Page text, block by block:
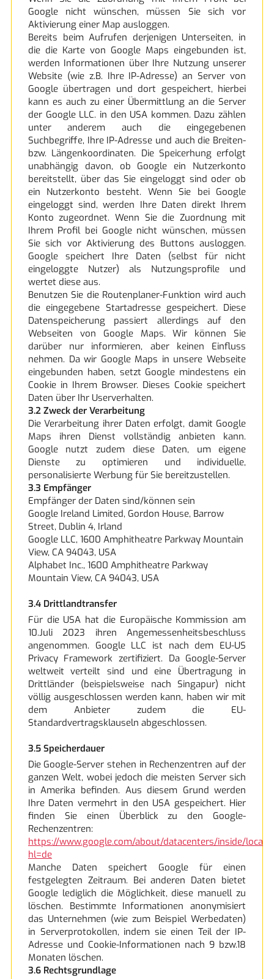
Google nicht wünschen, müssen Sie sich vor
Aktivierung einer Map ausloggen.
Bereits beim Aufrufen derjenigen Unterseiten, in
die die Karte von Google Maps eingebunden ist,
werden Informationen über Ihre Nutzung unserer
Website (wie z.B. Ihre IP-Adresse) an Server von
Google übertragen und dort gespeichert, hierbei
kann es auch zu einer Übermittlung an die Server
der Google LLC. in den USA kommen. Dazu zählen
unter anderem auch die eingegebenen
Suchbegriffe, Ihre IP-Adresse und auch die Breiten-
bzw. Längenkoordinaten. Die Speicerhung erfolgt
unabhängig davon, ob Google ein Nutzerkonto
bereitstellt, über das Sie eingeloggt sind oder ob
ein Nutzerkonto besteht. Wenn Sie bei Google
eingeloggt sind, werden Ihre Daten direkt Ihrem
Konto zugeordnet. Wenn Sie die Zuordnung mit
Ihrem Profil bei Google nicht wünschen, müssen
Sie sich vor Aktivierung des Buttons ausloggen.
Google speichert Ihre Daten (selbst für nicht
eingeloggte Nutzer) als Nutzungsprofile und
wertet diese aus.
Benutzen Sie die Routenplaner-Funktion wird auch
die eingegebene Startadresse gespeichert. Diese
Datenspeicherung passiert allerdings auf den
Webseiten von Google Maps. Wir können Sie
darüber nur informieren, aber keinen Einfluss
nehmen. Da wir Google Maps in unsere Webseite
eingebunden haben, setzt Google mindestens ein
Cookie in Ihrem Browser. Dieses Cookie speichert
Daten über Ihr Userverhalten.
3.2 Zweck der Verarbeitung
Die Verarbeitung ihrer Daten erfolgt, damit Google
Maps ihren Dienst vollständig anbieten kann.
Google nutzt zudem diese Daten, um eigene
Dienste zu optimieren und individuelle,
personalisierte Werbung für Sie bereitzustellen.
3.3 Empfänger
Empfänger der Daten sind/können sein
Google Ireland Limited, Gordon House, Barrow
Street, Dublin 4, Irland
Google LLC, 1600 Amphitheatre Parkway Mountain
View, CA 94043, USA
Alphabet Inc., 1600 Amphitheatre Parkway
Mountain View, CA 94043, USA
3.4 Drittlandtransfer
Für die USA hat die Europäische Kommission am
10.Juli 2023 ihren Angemessenheitsbeschluss
angenommen. Google LLC ist nach dem EU-US
Privacy Framework zertifiziert. Da Google-Server
weltweit verteilt sind und eine Übertragung in
Drittländer (beispielsweise nach Singapur) nicht
völlig ausgeschlossen werden kann, haben wir mit
dem Anbieter zudem die EU-
Standardvertragsklauseln abgeschlossen.
3.5 Speicherdauer
Die Google-Server stehen in Rechenzentren auf der
ganzen Welt, wobei jedoch die meisten Server sich
in Amerika befinden. Aus diesem Grund werden
Ihre Daten vermehrt in den USA gespeichert. Hier
finden Sie einen Überblick zu den Google-
Rechenzentren:
https://www.google.com/about/datacenters/inside/
hl=de
Manche Daten speichert Google für einen
festgelegten Zeitraum. Bei anderen Daten bietet
Google lediglich die Möglichkeit, diese manuell zu
löschen. Bestimmte Informationen anonymisiert
das Unternehmen (wie zum Beispiel Werbedaten)
in Serverprotokollen, indem sie einen Teil der IP-
Adresse und Cookie-Informationen nach 9 bzw.18
Monaten löschen.
3.6 Rechtsgrundlage